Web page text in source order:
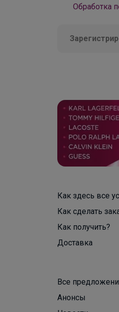
Обработка
Как здесь все
Как сделать
Как получить?
Доставка
Все
Анонсы